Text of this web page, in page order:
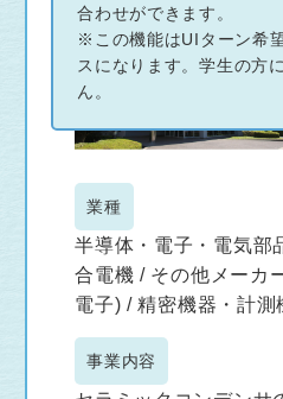
合わせができます。
※この機能はUIターン希
スになります。学生の方
ん。
業種
半導体・電子・電気部
合電機 / その他メーカ
電子) / 精密機器・計測
事業内容